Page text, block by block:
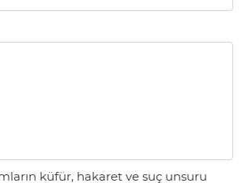
küfür, hakaret ve suç unsuru